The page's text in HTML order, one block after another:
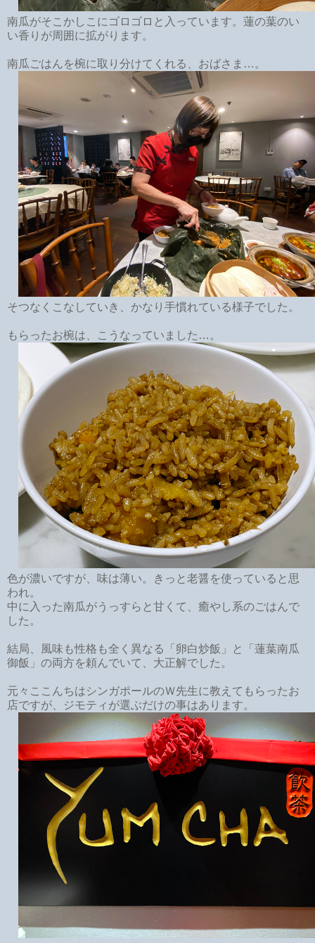
南瓜がそこかしこにゴロゴロと入っています。蓮の葉のい
い香りが周囲に拡がります。
南瓜ごはんを椀に取り分けてくれる、おばさま…。
そつなくこなしていき、かなり手慣れている様子でした。
もらったお椀は、こうなっていました…。
色が濃いですが、味は薄い。きっと老醤を使っていると思
われ。
中に入った南瓜がうっすらと甘くて、癒やし系のごはんで
した。
結局、風味も性格も全く異なる「卵白炒飯」と「蓮葉南瓜
御飯」の両方を頼んでいて、大正解でした。
元々ここんちはシンガポールのＷ先生に教えてもらったお
店ですが、ジモティが選ぶだけの事はあります。